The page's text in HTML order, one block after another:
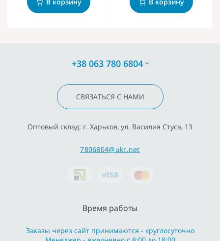
+38 063 780 6804
СВЯЗАТЬСЯ С НАМИ
Оптовый склад: г. Харьков, ул. Василия Стуса, 13
7806804@ukr.net
Время работы
Заказы через сайт принимаются - круглосуточно